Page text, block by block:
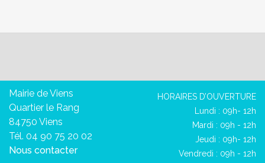
Mairie de Viens
Quartier le Rang
84750 Viens
Tél. 04 90 75 20 02
Nous contacter
HORAIRES D’OUVERTURE
Lundi : 09h- 12h
Mardi : 09h - 12h
Jeudi : 09h- 12h
Vendredi : 09h - 12h